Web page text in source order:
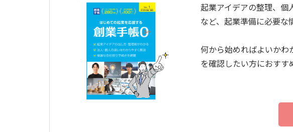
起業アイデアの整理、個
など、起業準備に必要な
何から始めればよいか
を確認したい方におすす